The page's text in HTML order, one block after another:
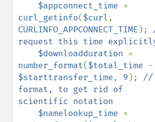
$appconnect_time
curl_getinfo($curl
CURLINFO_APPCONNECT_TIME );
request this time
$downloadduration
number_format($total_time
$starttransfer_time, 9 ); //
format, to get rid of
scientific notation
$namelookup_time